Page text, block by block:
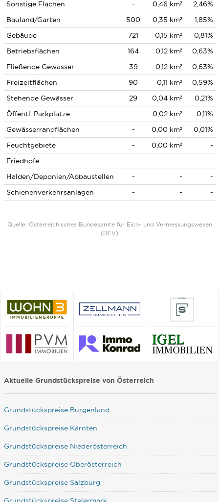
Sonstige Flächen - 0,46 km²
2,46%
Bauland/Gärten
500 0,35 km²
1,85%
Gebäude
721 0,15 km²
0,81%
Betriebsflächen
164 0,12 km²
0,63%
Fließende Gewässer
39 0,12 km²
0,63%
Freizeitflächen
90 0,11 km²
0,59%
Stehende Gewässer
29 0,04 km²
0,21%
Öffentl. Parkplätze
- 0,02 km²
0,11%
Gewässerrandflächen
- 0,00 km²
0,01%
Feuchtgebiete
- 0,00 km²
-
Friedhöfe
- -
-
Halden/Deponien/Abbaustellen
- -
-
Schienenverkehrsanlagen
- - -
Quelle: Österreichisches Bundesamte für Eich- und Vermessungswesen
(BEV)
Aktuelle Grundstückspreise von Österreich
Grundstückspreise Burgenland
Grundstückspreise Kärnten
Grundstückspreise Niederösterreich
Grundstückspreise Oberösterreich
Grundstückspreise Salzburg